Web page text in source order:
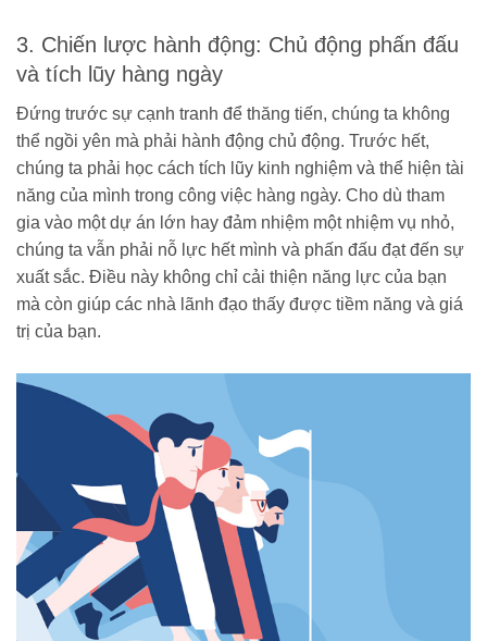
3. Chiến lược hành động: Chủ động phấn đấu
và tích lũy hàng ngày
Đứng trước sự cạnh tranh để thăng tiến, chúng ta không
thể ngồi yên mà phải hành động chủ động. Trước hết,
chúng ta phải học cách tích lũy kinh nghiệm và thể hiện tài
năng của mình trong công việc hàng ngày. Cho dù tham
gia vào một dự án lớn hay đảm nhiệm một nhiệm vụ nhỏ,
chúng ta vẫn phải nỗ lực hết mình và phấn đấu đạt đến sự
xuất sắc. Điều này không chỉ cải thiện năng lực của bạn
mà còn giúp các nhà lãnh đạo thấy được tiềm năng và giá
trị của bạn.